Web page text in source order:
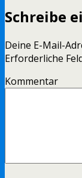
Schreibe
Deine E-Mail-
Erforderliche
Kommentar